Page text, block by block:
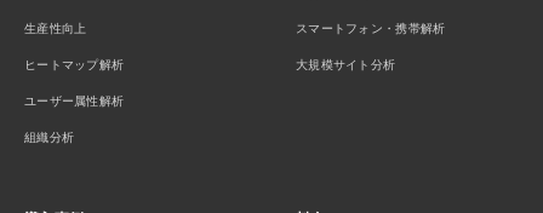
生産性向上
ヒートマップ解析
ユーザー属性解析
組織分析
スマートフォン・携帯解析
大規模サイト分析